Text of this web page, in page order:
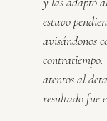
estuvo
avisándonos
contratiempo.
atentos al
resultado fue